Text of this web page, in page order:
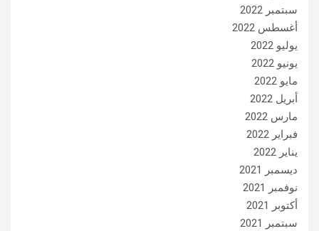
سبتمبر 2022
أغسطس 2022
يوليو 2022
يونيو 2022
مايو 2022
أبريل 2022
مارس 2022
فبراير 2022
يناير 2022
ديسمبر 2021
نوفمبر 2021
أكتوبر 2021
سبتمبر 2021